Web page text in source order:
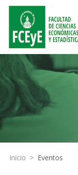
Inicio > Eventos